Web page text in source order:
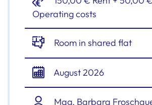
Operating costs
Room in shared flat
August 2026
Mag. Barbara